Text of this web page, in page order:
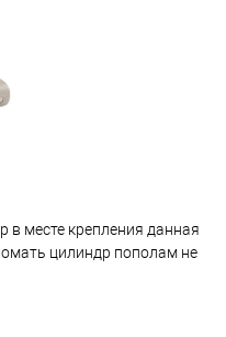
в месте крепления данная
цилиндр пополам не